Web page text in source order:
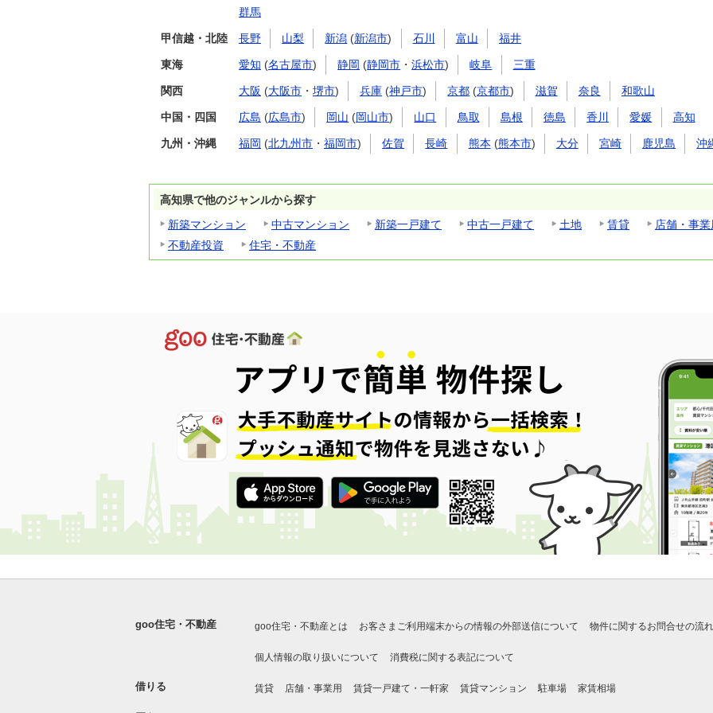
群馬
甲信越・北陸 長野 山梨 新潟 (新潟市) 石川 富山 福井
東海 愛知 (名古屋市) 静岡 (静岡市 ・浜松市) 岐阜 三重
関西 大阪 (大阪市 ・ 堺市) 兵庫 (神戸市) 京都 (京都市) 滋賀 奈良 和歌山
中国・四国 広島 (広島市) 岡山 (岡山市) 山口 鳥取 島根 徳島 香川 愛媛 高知
九州・沖縄 福岡 (北九州市 ・ 福岡市) 佐賀 長崎 熊本 (熊本市) 大分 宮崎 鹿児島 沖
高知県で他のジャンルから探す
新築マンション
中古マンション 新築一戸建て 中古一戸建て 土地 賃貸
店舗・事業
不動産投資
住宅・不動産
goo住宅・不動産 goo住宅・不動産とは お客さまご利用端末からの情報の外部送信について 物件に関するお問合せの流れ
個人情報の取り扱いについて 消費税に関する表記について
借りる 賃貸 店舗・事業用 賃貸一戸建て・一軒家 賃貸マンション 駐車場 家賃相場